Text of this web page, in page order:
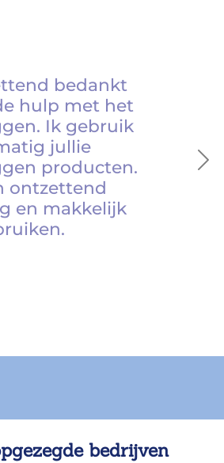
bedankt
hulp met het
Ik gebruik
jullie
producten.
ontzettend
en makkelijk
bedrijven